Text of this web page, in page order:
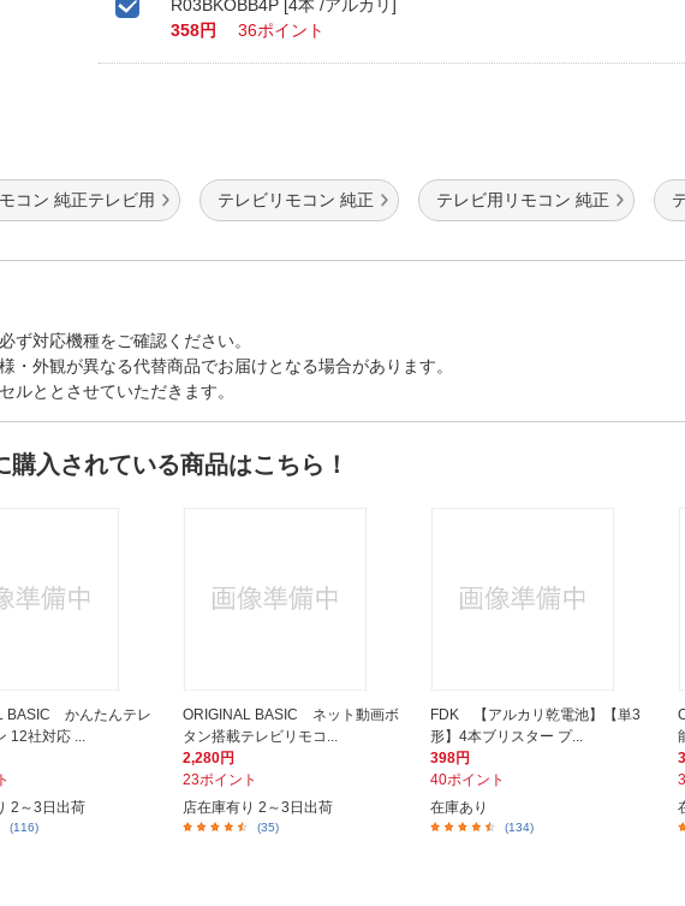
R03BKOBB4P [4本 /アルカリ]
358円
36ポイント
コン 純正テレビ用 テレビリモコン 純正 テレビ用リモコン 純正
ず対応機種をご確認ください。
外観が異なる代替商品でお届けとなる場合があります。
ルととさせていただきます。
入されている商品はこちら！
BASIC かんたんテレ
12社対応 ...
2～3日出荷
(116)
ORIGINAL BASIC ネット動画ボ
タン搭載テレビリモコ...
2,280円
23ポイント
店在庫有り 2～3日出荷
(35)
FDK 【アルカリ乾電池】【単3
形】4本ブリスター プ...
398円
40ポイント
在庫あり
(134)